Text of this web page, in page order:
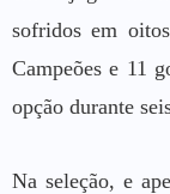
sofridos em
Campeões e 11
opção durante
Na seleção, e